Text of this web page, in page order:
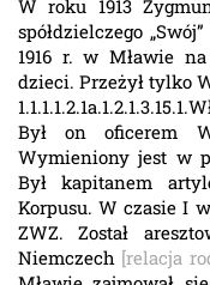
W roku 1913
spółdzielczego
1916 r. w Mławie
dzieci. Przeżył tylko
Był on oficerem
Wymieniony jest w
Był kapitanem
Korpusu. W czasie I
ZWZ. Został
Niemczech [relacja